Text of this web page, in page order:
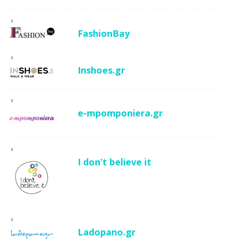
FashionBay
Inshoes.gr
e-mpomponiera.gr
I don’t believe it
Ladopano.gr